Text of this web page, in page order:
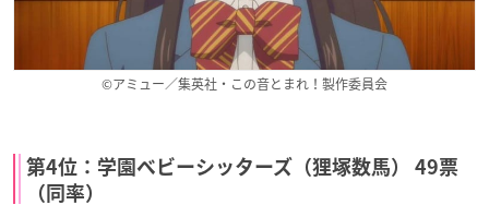
©アミュー／集英社・この音とまれ！製作委員会
第4位：学園ベビーシッターズ（狸塚数馬） 49票
（同率）